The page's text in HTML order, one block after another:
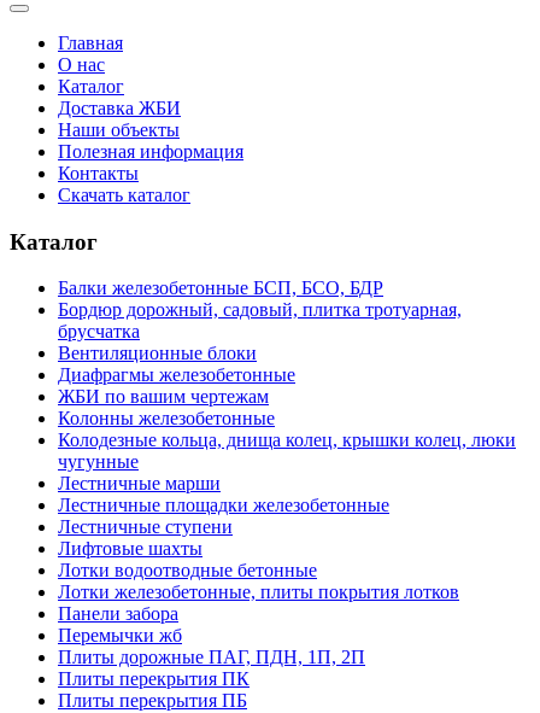
Главная
О нас
Каталог
Доставка ЖБИ
Наши объекты
Полезная информация
Контакты
Скачать каталог
Каталог
Балки железобетонные БСП, БСО, БДР
Бордюр дорожный, садовый, плитка тротуарная,
брусчатка
Вентиляционные блоки
Диафрагмы железобетонные
ЖБИ по вашим чертежам
Колонны железобетонные
Колодезные кольца, днища колец, крышки колец, люки
чугунные
Лестничные марши
Лестничные площадки железобетонные
Лестничные ступени
Лифтовые шахты
Лотки водоотводные бетонные
Лотки железобетонные, плиты покрытия лотков
Панели забора
Перемычки жб
Плиты дорожные ПАГ, ПДН, 1П, 2П
Плиты перекрытия ПК
Плиты перекрытия ПБ